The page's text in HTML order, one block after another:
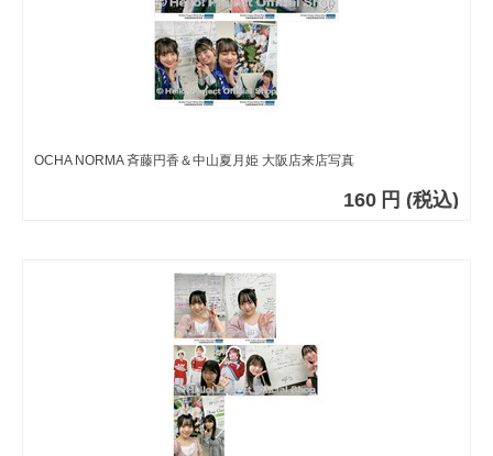
OCHA NORMA 斉藤円香＆中山夏月姫 大阪店来店写真
160 円 (税込)